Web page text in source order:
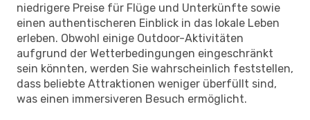
niedrigere Preise für Flüge und Unterkünfte sowie
einen authentischeren Einblick in das lokale Leben
erleben. Obwohl einige Outdoor-Aktivitäten
aufgrund der Wetterbedingungen eingeschränkt
sein könnten, werden Sie wahrscheinlich feststellen,
dass beliebte Attraktionen weniger überfüllt sind,
was einen immersiveren Besuch ermöglicht.